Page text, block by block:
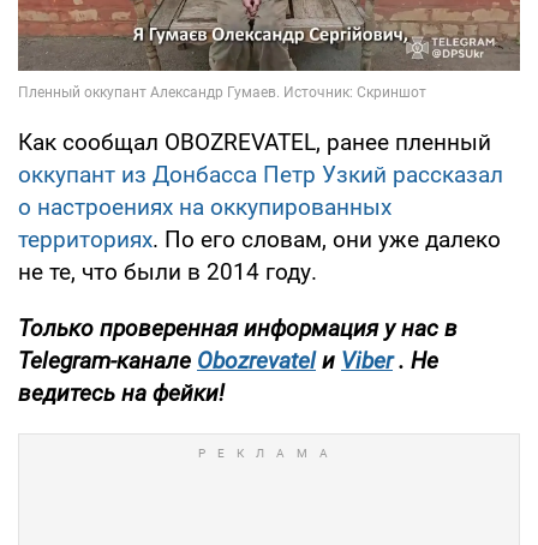
Как сообщал OBOZREVATEL, ранее пленный
оккупант из Донбасса Петр Узкий рассказал
о настроениях на оккупированных
территориях. По его словам, они уже далеко
не те, что были в 2014 году.
Только проверенная информация у нас в
Telegram-канале Obozrevatel и Viber . Не
ведитесь на фейки!